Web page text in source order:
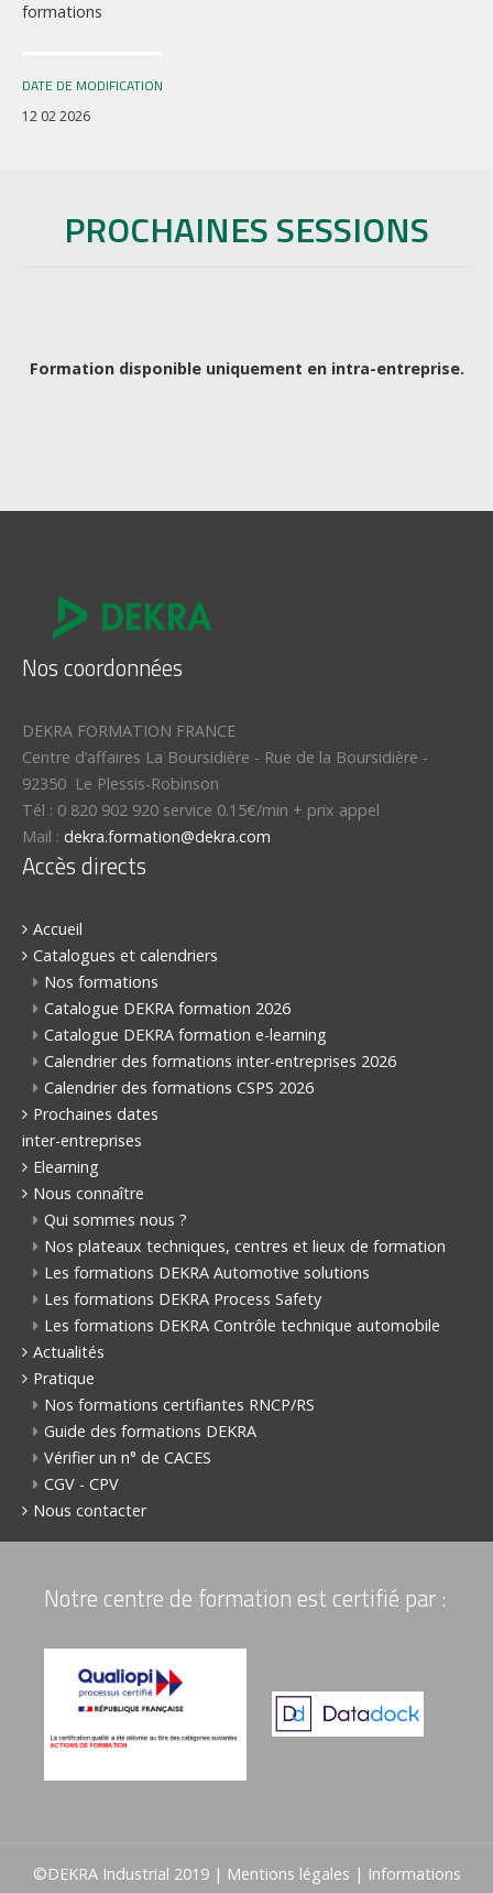
formations
DATE DE MODIFICATION
12 02 2026
PROCHAINES SESSIONS
Formation disponible uniquement en intra-entreprise.
Nos coordonnées
DEKRA FORMATION FRANCE
Centre d’affaires La Boursidière - Rue de la Boursidière -
92350 Le Plessis-Robinson
Tél : 0 820 902 920 service 0.15€/min + prix appel
Mail : dekra.formation@dekra.com
Accès directs
Accueil
Catalogues et calendriers
Nos formations
Catalogue DEKRA formation 2026
Catalogue DEKRA formation e-learning
Calendrier des formations inter-entreprises 2026
Calendrier des formations CSPS 2026
Prochaines dates
inter-entreprises
Elearning
Nous connaître
Qui sommes nous ?
Nos plateaux techniques, centres et lieux de formation
Les formations DEKRA Automotive solutions
Les formations DEKRA Process Safety
Les formations DEKRA Contrôle technique automobile
Actualités
Pratique
Nos formations certifiantes RNCP/RS
Guide des formations DEKRA
Vérifier un n° de CACES
CGV - CPV
Nous contacter
Notre centre de formation est certifié par :
©DEKRA Industrial 2019 | Mentions légales | Informations